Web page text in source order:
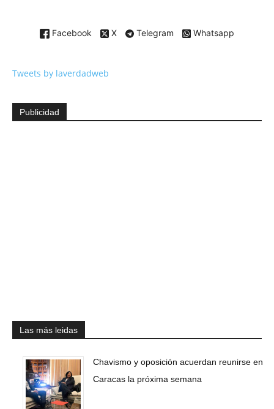
Facebook X Telegram Whatsapp
Tweets by laverdadweb
Publicidad
Las más leidas
Chavismo y oposición acuerdan reunirse en
Caracas la próxima semana